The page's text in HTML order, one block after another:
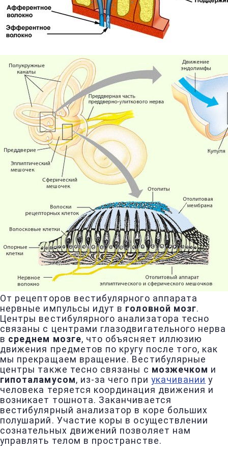
От рецепторов вестибулярного аппарата
нервные импульсы идут в головной мозг.
Центры вестибулярного анализатора тесно
связаны с центрами глазодвигательного нерва
в среднем мозге, что объясняет иллюзию
движения предметов по кругу после того, как
мы прекращаем вращение. Вестибулярные
центры также тесно связаны с мозжечком и
гипоталамусом, из-за чего при укачивании у
человека теряется координация движения и
возникает тошнота. Заканчивается
вестибулярный анализатор в коре больших
полушарий. Участие коры в осуществлении
сознательных движений позволяет нам
управлять телом в пространстве.